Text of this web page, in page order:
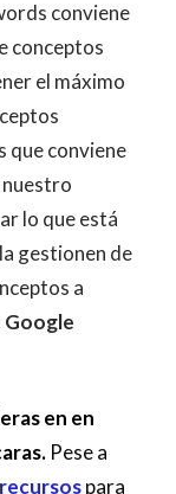
conviene
conceptos
el máximo
que conviene
lo que está
gestionen de
a
en en
Pese a
recursospara